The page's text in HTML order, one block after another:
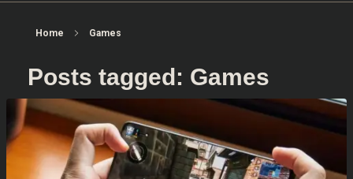
Home Games
Posts tagged: Games